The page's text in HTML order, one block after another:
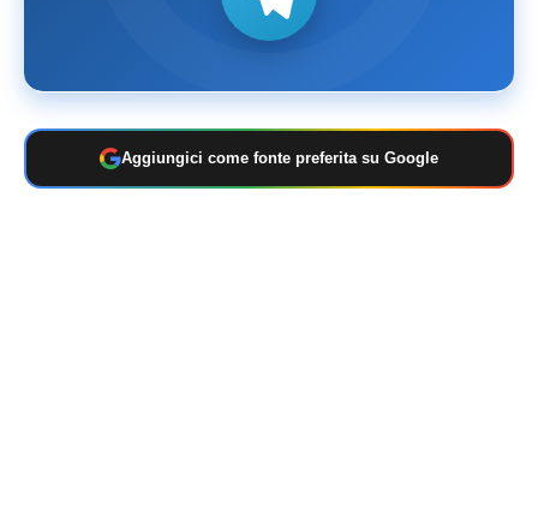
Aggiungici come fonte preferita su Google